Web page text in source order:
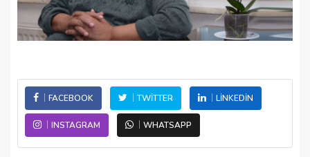
FACEBOOK TWITTER LINKEDIN
INSTAGRAM WHATSAPP